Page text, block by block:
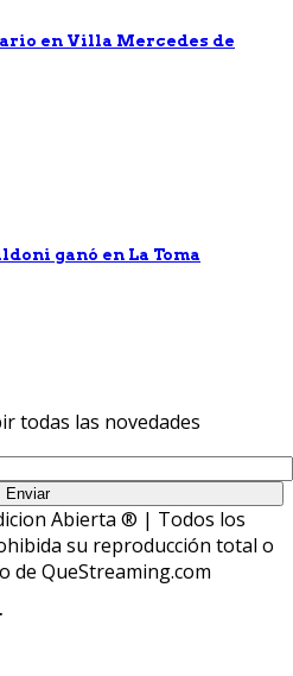
en Villa Mercedes de
ganó en La Toma
todas las novedades
Abierta ® | Todos los
su reproducción total o
de QueStreaming.com